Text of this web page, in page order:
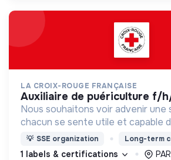
LA CROIX-ROUGE FRANÇAISE
auxiliaire de puériculture f/
Nous souhaitons voir advenir une
chacun se sente utile et capable
nous proposons des moyens et
d’engagement innovants et
💡 SSE organization Long-term
1 labels & certifications